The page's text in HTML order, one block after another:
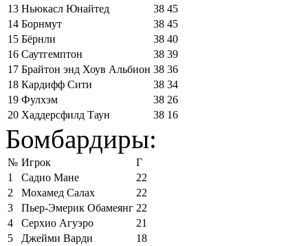
13 Ньюкасл Юнайтед 38 45
14 Борнмут 38 45
15 Бёрнли 38 40
16 Саутгемптон 38 39
17 Брайтон энд Хоув Альбион 38 36
18 Кардифф Сити 38 34
19 Фулхэм 38 26
20 Хаддерсфилд Таун 38 16
Бомбардиры:
№ Игрок
Г
1
Садио Мане
22
2
Мохамед Салах
22
3
Пьер-Эмерик Обамеянг 22
4
Серхио Агуэро
21
5
Джейми Варди
18